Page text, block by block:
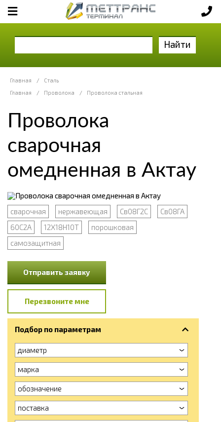
Найти
Главная /
Сталь
Главная
/ Проволока / Проволока стальная
Проволока
сварочная
омедненная в Актау
сварочная нержавеющая Св08Г2С
Св08ГА
60С2А
12Х18Н10Т
порошковая
самозащитная
Отправить заявку
Перезвоните мне
Подбор по параметрам
диаметр
марка
обозначение
поставка